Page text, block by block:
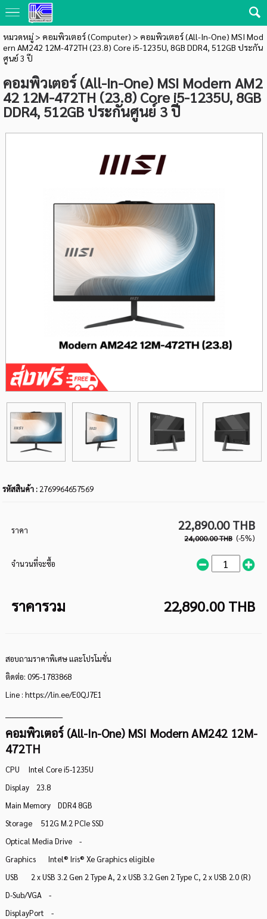
หมวดหมู่> คอมพิวเตอร์ (Computer) > คอมพิวเตอร์ (All-In-One) MSI Mod
ern AM242 12M-472TH (23.8) Core i5-1235U, 8GB DDR4, 512GB ประกัน
ศูนย์ 3 ปี
คอมพิวเตอร์ (All-In-One) MSI Modern AM2
42 12M-472TH (23.8) Core i5-1235U, 8GB
DDR4, 512GB ประกันศูนย์ 3 ปี
รหัสสินค้า : 2769964657569
ราคา 22,890.00 THB
24,000.00 THB (-5%)
จำนวนที่จะซื้อ
ราคารวม 22,890.00 THB
สอบถามราคาพิเศษ และโปรโมชั่น
ติดต่อ: 095-1783868
Line :https://lin.ee/E0QJ7E1
คอมพิวเตอร์ (All-In-One) MSI Modern AM242 12M-
472TH
CPU Intel Core i5-1235U
Display 23.8
Main Memory DDR4 8GB
Storage 512G M.2 PCIe SSD
Optical Media Drive -
Graphics Intel® Iris® Xe Graphics eligible
USB 2 x USB 3.2 Gen 2 Type A, 2 x USB 3.2 Gen 2 Type C, 2 x USB 2.0 (R)
D-Sub/VGA -
DisplayPort -